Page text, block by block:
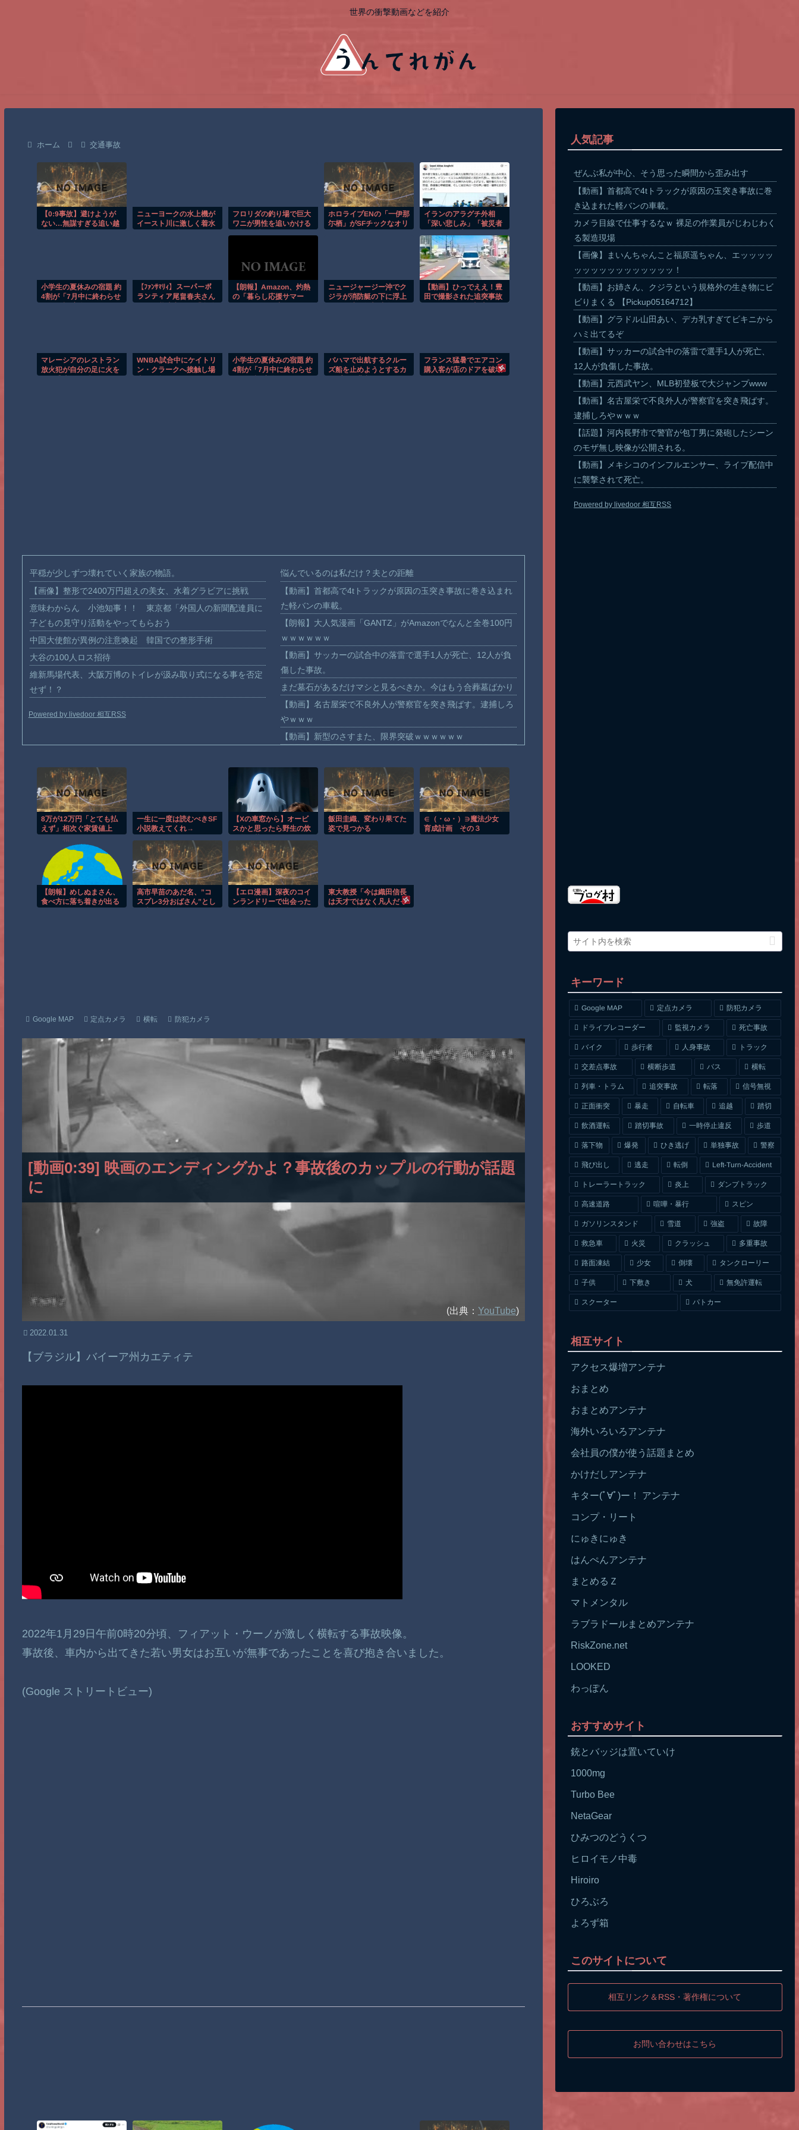
世界の衝撃動画などを紹介
ホーム 交通事故
【0:9事故】避けようが
ない…無謀すぎる追い越
ニューヨークの水上機が
イースト川に激しく着水
フロリダの釣り場で巨大
ワニが男性を追いかける
ホロライブENの「一伊那
尓栖」がSFチックなオリ
イランのアラグチ外相
「深い悲しみ」「被災者
い」…熊本地震うけ日本
語でメッセージ
小学生の夏休みの宿題 約
4割が「7月中に終わらせ
【ﾌｧﾝｻﾏﾘｨ】スーパーボ
ランティア尾畠春夫さん
【朗報】Amazon、灼熱
の「暮らし応援サマー
ニュージャージー沖でク
ジラが消防艇の下に浮上
【動画】ひっでええ！豊
田で撮影された追突事故
マレーシアのレストラン
放火犯が自分の足に火を
WNBA試合中にケイトリ
ン・クラークへ接触し場
小学生の夏休みの宿題 約
4割が「7月中に終わらせ
バハマで出航するクルー
ズ船を止めようとするカ
フランス猛暑でエアコン
購入客が店のドアを破壊
平穏が少しずつ壊れていく家族の物語。
【画像】整形で2400万円超えの美女、水着グラビアに挑戦
意味わからん 小池知事！！ 東京都「外国人の新聞配達員に
子どもの見守り活動をやってもらおう
中国大使館が異例の注意喚起 韓国での整形手術
大谷の100人ロス招待
維新馬場代表、大阪万博のトイレが汲み取り式になる事を否定
せず！？
Powered by livedoor 相互RSS
悩んでいるのは私だけ？夫との距離
【動画】首都高で4tトラックが原因の玉突き事故に巻き込まれ
た軽バンの車載。
【朗報】大人気漫画「GANTZ」がAmazonでなんと全巻100円
ｗｗｗｗｗｗ
【動画】サッカーの試合中の落雷で選手1人が死亡、12人が負
傷した事故。
まだ墓石があるだけマシと見るべきか。今はもう合葬墓ばかり
【動画】名古屋栄で不良外人が警察官を突き飛ばす。逮捕しろ
やｗｗｗ
【動画】新型のさすまた、限界突破ｗｗｗｗｗｗ
し映像が公開される。
【動画】メキシコのインフルエンサー、ライブ配信中に襲撃さ
れて死亡。
【謎】広島県が頑なに「はだしのゲンコラボ喫茶」をやらない
理由
ヒロインが死ぬアニメって四月は君の嘘くらいしかないような
Powered by livedoor 相互RSS
8万が12万円「とても払
えず」相次ぐ家賃値上
一生に一度は読むべきSF
小説教えてくれ→
【Xの車窓から】オービ
スかと思ったら野生の炊
飯田圭織、変わり果てた
姿で見つかる
∈（・ω・）∋魔法少女
育成計画 その３
【朗報】めしぬまさん、
食べ方に落ち着きが出る
高市早苗のあだ名、”コ
スプレ3分おばさん”とし
【エロ漫画】深夜のコイ
ンランドリーで出会った
東大教授「今は織田信長
は天才ではなく凡人だっ
Google MAP 定点カメラ 横転 防犯カメラ
[動画0:39] 映画のエンディングかよ？事故後のカップルの行動が話題
に
(出典： YouTube)
2022.01.31
【ブラジル】バイーア州カエティテ
2022年1月29日午前0時20分頃、フィアット・ウーノが激しく横転する事故映像。
事故後、車内から出てきた若い男女はお互いが無事であったことを喜び抱き合いました。
(Google ストリートビュー)
人気記事
ぜんぶ私が中心、そう思った瞬間から歪み出す
【動画】首都高で4tトラックが原因の玉突き事故に巻
き込まれた軽バンの車載。
カメラ目線で仕事するなｗ 裸足の作業員がじわじわく
る製造現場
【画像】まいんちゃんこと福原遥ちゃん、エッッッッ
ッッッッッッッッッッッッ！
【動画】お姉さん、クジラという規格外の生き物にビ
ビりまくる 【Pickup05164712】
【動画】グラドル山田あい、デカ乳すぎてビキニから
ハミ出てるぞ
【動画】サッカーの試合中の落雷で選手1人が死亡、
12人が負傷した事故。
【動画】元西武ヤン、MLB初登板で大ジャンプwww
【動画】名古屋栄で不良外人が警察官を突き飛ばす。
逮捕しろやｗｗｗ
【話題】河内長野市で警官が包丁男に発砲したシーン
のモザ無し映像が公開される。
【動画】メキシコのインフルエンサー、ライブ配信中
に襲撃されて死亡。
Powered by livedoor 相互RSS
キーワード
Google MAP 定点カメラ 防犯カメラ
ドライブレコーダー 監視カメラ 死亡事故
バイク 歩行者 人身事故 トラック
交差点事故 横断歩道 バス 横転
列車・トラム 追突事故 転落 信号無視
正面衝突 暴走 自転車 追越 踏切
飲酒運転 踏切事故 一時停止違反 歩道
落下物 爆発 ひき逃げ 単独事故 警察
飛び出し 逃走 転倒 Left-Turn-Accident
トレーラートラック 炎上 ダンプトラック
高速道路 喧嘩・暴行 スピン
ガソリンスタンド 雪道 強盗 故障
救急車 火災 クラッシュ 多重事故
路面凍結 少女 倒壊 タンクローリー
子供 下敷き 犬 無免許運転
スクーター パトカー
相互サイト
アクセス爆増アンテナ
おまとめ
おまとめアンテナ
海外いろいろアンテナ
会社員の僕が使う話題まとめ
かけだしアンテナ
キター(ﾟ∀ﾟ)ー！ アンテナ
コンプ・リート
にゅきにゅき
はんぺんアンテナ
まとめるＺ
マトメンタル
ラブラドールまとめアンテナ
RiskZone.net
LOOKED
わっぽん
おすすめサイト
銃とバッジは置いていけ
1000mg
Turbo Bee
NetaGear
ひみつのどうくつ
ヒロイモノ中毒
Hiroiro
ひろぶろ
よろず箱
このサイトについて
相互リンク＆RSS・著作権について
お問い合わせはこちら